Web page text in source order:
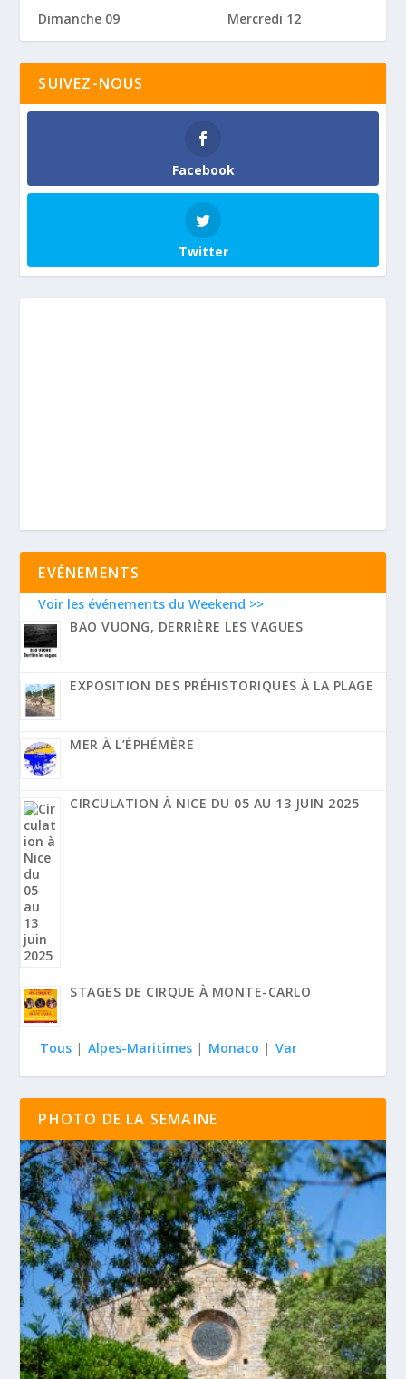
Dimanche 09 Mercredi 12
SUIVEZ-NOUS
Facebook
Twitter
EVÉNEMENTS
Voir les événements du Weekend >>
BAO VUONG, DERRIÈRE LES VAGUES
EXPOSITION DES PRÉHISTORIQUES À LA PLAGE
MER À L’ÉPHÉMÈRE
CIRCULATION À NICE DU 05 AU 13 JUIN 2025
STAGES DE CIRQUE À MONTE-CARLO
Tous | Alpes-Maritimes | Monaco | Var
PHOTO DE LA SEMAINE